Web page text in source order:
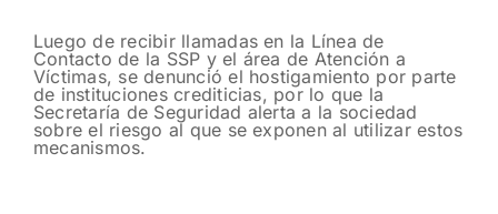
Luego de recibir llamadas en la Línea de
Contacto de la SSP y el área de Atención a
Víctimas, se denunció el hostigamiento por parte
de instituciones crediticias, por lo que la
Secretaría de Seguridad alerta a la sociedad
sobre el riesgo al que se exponen al utilizar estos
mecanismos.